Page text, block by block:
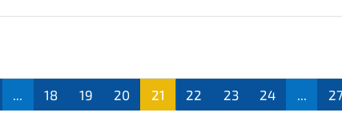
18 19 20
21
22 23 24